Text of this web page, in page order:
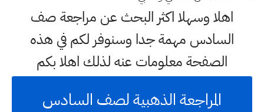
اهلا وسهلا اكثر البحث عن مراجعة صف
السادس مهمة جدا وسنوفر لكم في هذه
الصفحة معلومات عنه لذلك اهلا بكم
المراجعة الذهبية لصف السادس